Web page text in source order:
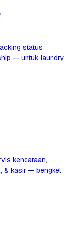
status
— untuk laundry
kendaraan,
& kasir — bengkel